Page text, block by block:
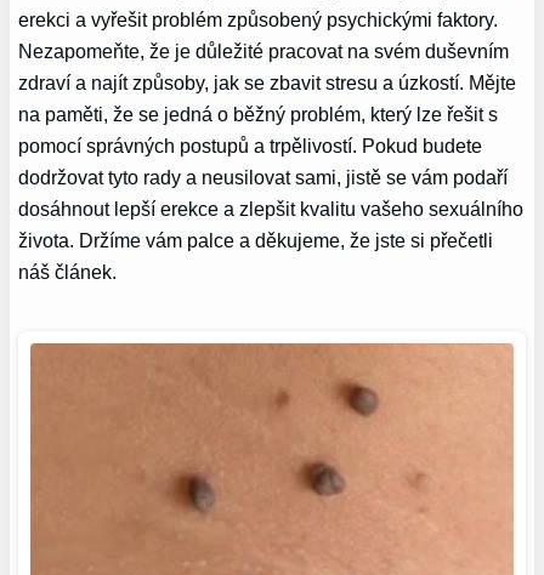
erekci a vyřešit problém způsobený psychickými faktory.
Nezapomeňte, že je důležité pracovat na svém duševním
zdraví a najít způsoby, jak se zbavit stresu a úzkostí. Mějte
na paměti, že se jedná o běžný problém, který lze řešit s
pomocí správných postupů a trpělivostí. Pokud budete
dodržovat tyto rady a neusilovat sami, jistě se vám podaří
dosáhnout lepší erekce a zlepšit kvalitu vašeho sexuálního
života. Držíme vám palce a děkujeme, že jste si přečetli
náš článek.